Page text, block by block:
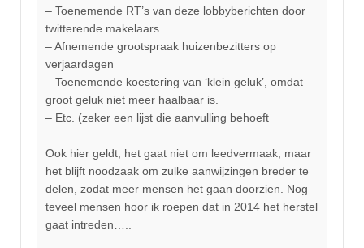
– Toenemende RT’s van deze lobbyberichten door
twitterende makelaars.
– Afnemende grootspraak huizenbezitters op
verjaardagen
– Toenemende koestering van ‘klein geluk’, omdat
groot geluk niet meer haalbaar is.
– Etc. (zeker een lijst die aanvulling behoeft
Ook hier geldt, het gaat niet om leedvermaak, maar
het blijft noodzaak om zulke aanwijzingen breder te
delen, zodat meer mensen het gaan doorzien. Nog
teveel mensen hoor ik roepen dat in 2014 het herstel
gaat intreden…..